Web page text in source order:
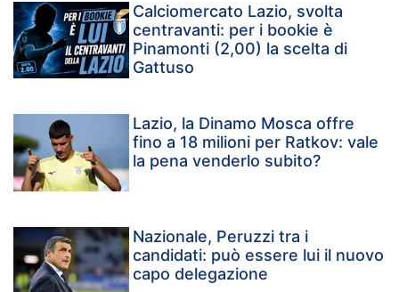
Calciomercato Lazio, svolta
centravanti: per i bookie è
Pinamonti (2,00) la scelta di
Gattuso
Lazio, la Dinamo Mosca offre
fino a 18 milioni per Ratkov: vale
la pena venderlo subito?
Nazionale, Peruzzi tra i
candidati: può essere lui il nuovo
capo delegazione